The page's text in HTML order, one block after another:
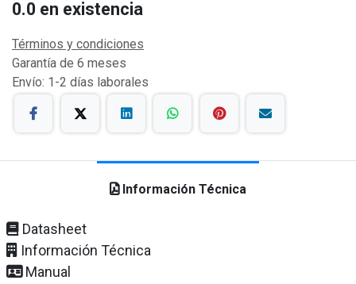
0.0 en existencia
Términos y condiciones
Garantía de 6 meses
Envío: 1-2 días laborales
Información Técnica
Datasheet
Información Técnica
Manual